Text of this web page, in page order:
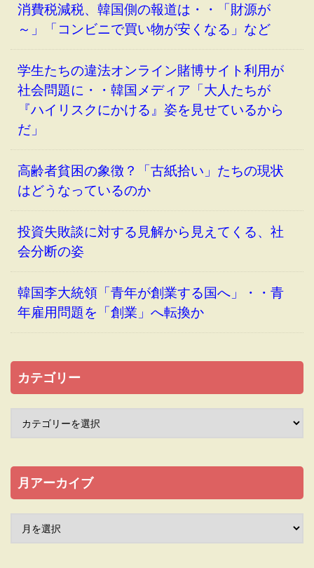
消費税減税、韓国側の報道は・・「財源が
～」「コンビニで買い物が安くなる」など
学生たちの違法オンライン賭博サイト利用が
社会問題に・・韓国メディア「大人たちが
『ハイリスクにかける』姿を見せているから
だ」
高齢者貧困の象徴？「古紙拾い」たちの現状
はどうなっているのか
投資失敗談に対する見解から見えてくる、社
会分断の姿
韓国李大統領「青年が創業する国へ」・・青
年雇用問題を「創業」へ転換か
カテゴリー
月アーカイブ